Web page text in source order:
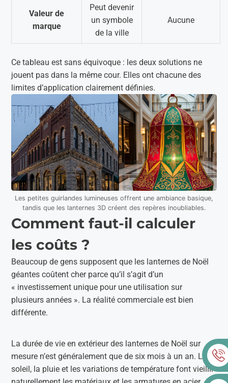
Valeur de
marque
Peut devenir
un symbole
de la ville
Aucune
Ce tableau est sans équivoque : les deux solutions ne
jouent pas dans la même cour. Elles ont chacune des
limites d’application clairement définies.
Les petites guirlandes lumineuses offrent une ambiance basique,
tandis que les lanternes 3D créent des repères inoubliables.
Comment faut-il calculer
les coûts ?
Beaucoup de gens supposent que les lanternes de Noël
géantes coûtent cher parce qu’il s’agit d’un
« investissement unique pour une utilisation sur
plusieurs années ». La réalité commerciale est bien
différente.
La durée de vie en extérieur des lanternes de Noël sur
mesure n’est généralement que de six mois à un an. Le
soleil, la pluie et les variations de température font vieillir